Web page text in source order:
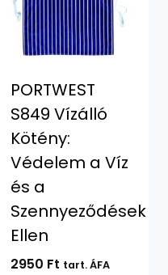
PORTWEST
S849 Vízálló
Kötény:
Védelem a Víz
és a
Szennyeződések
Ellen
2950 Ft tart. ÁFA